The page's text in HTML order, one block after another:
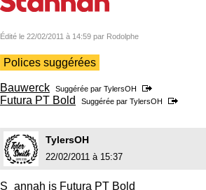
Édité le 22/02/2011 à 14:59 par Rodolphe
Polices suggérées
Bauwerck Suggérée par TylersOH
Futura PT Bold Suggérée par TylersOH
TylersOH
22/02/2011 à 15:37
S_annah is Futura PT Bold